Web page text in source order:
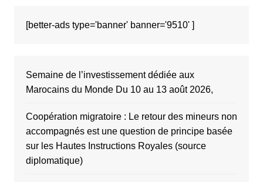
[better-ads type='banner' banner='9510' ]
Semaine de l’investissement dédiée aux
Marocains du Monde Du 10 au 13 août 2026,
Coopération migratoire : Le retour des mineurs non
accompagnés est une question de principe basée
sur les Hautes Instructions Royales (source
diplomatique)